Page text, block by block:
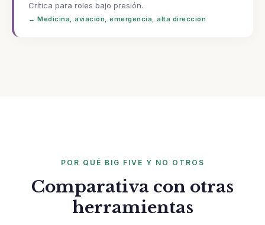
Crítica para roles bajo presión.
→ Medicina, aviación, emergencia, alta dirección
POR QUÉ BIG FIVE Y NO OTROS
Comparativa con otras
herramientas